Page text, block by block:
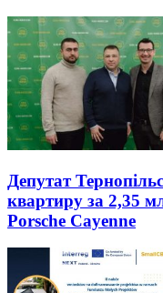
Депутат
квартиру за 2,35
Porsche Cayenne